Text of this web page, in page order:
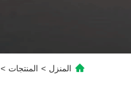
المنزل > المنتجات >